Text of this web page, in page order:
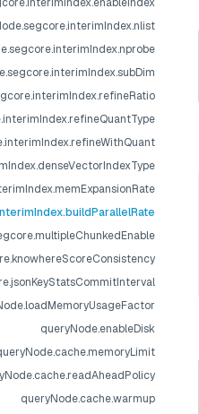
queryNode.enableDisk
queryNode.cache.warmup